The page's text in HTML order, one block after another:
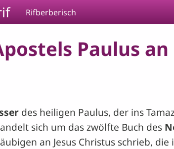
Rifberberisch
Paulus
des heiligen Paulus, der ins
sich um das zwölfte Buch des
an Jesus Christus schrieb,